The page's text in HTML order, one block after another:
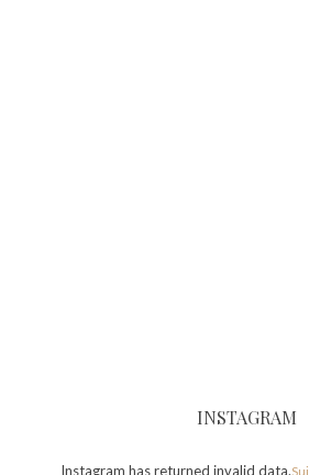
INSTAGRAM
Instagram has returned invalid data.